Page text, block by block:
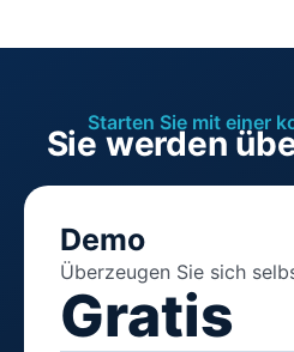
Starten Sie mit einer
Sie werden
Demo
Überzeugen Sie sich
Gratis